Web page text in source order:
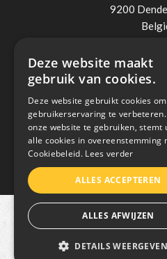
9200
0498 /
Copyright © 2021 Lee
|Algemene voorwaarden
Deze website maakt
gebruik van cookies.
Deze website gebruikt cookies
gebruikerservaring te
onze website te gebruiken, stemt
alle cookies in overeenstemming
Cookiebeleid. Lees verder
ALLES ACCEPTEREN
ALLES AFWIJZEN
DETAILS WEERGEVEN